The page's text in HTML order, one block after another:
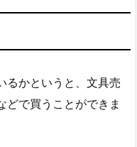
るかというと、文具売
どで買うことができま